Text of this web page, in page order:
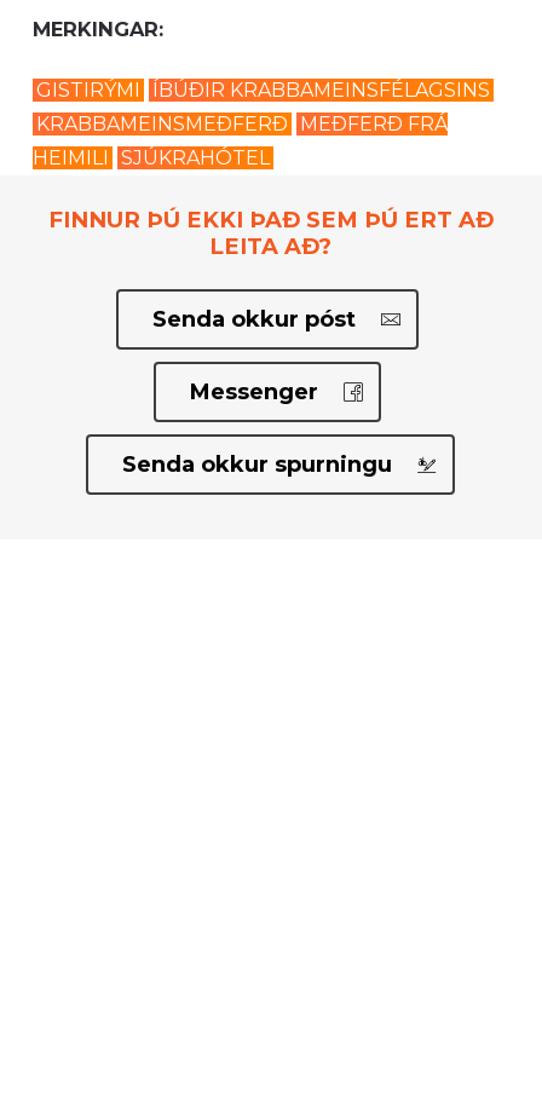
MERKINGAR:
GISTIRÝMI
ÍBÚÐIR KRABBAMEINSFÉLAGSINS
KRABBAMEINSMEÐFERÐ
MEÐFERÐ FRÁ
HEIMILI
SJÚKRAHÓTEL
FINNUR ÞÚ EKKI ÞAÐ SEM ÞÚ ERT AÐ
LEITA AÐ?
Senda okkur póst
Messenger
Senda okkur spurningu